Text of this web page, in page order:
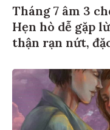
Tháng 7 âm 3
Hẹn hò dễ gặp
thận rạn nứt,